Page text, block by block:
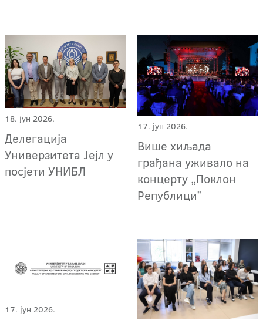
18. јун 2026.
Делегација
Универзитета Јејл у
посјети УНИБЛ
17. јун 2026.
Више хиљада
грађана уживало на
концерту „Поклон
Републициˮ
17. јун 2026.